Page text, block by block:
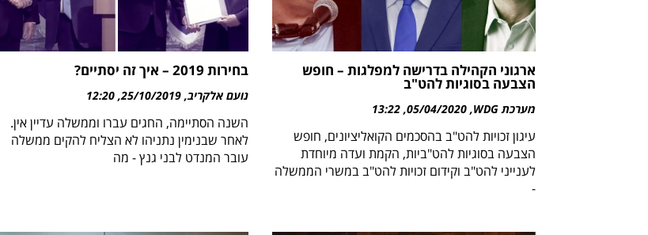
ארגוני הקהילה בדרישה למפלגות – חופש
הצבעה בסוגיות להט"ב
מערכת WDG 05/04/2020
13:22
עיגון זכויות להט"ב בהסכמים הקואליציונים, חופש
הצבעה בסוגיות להט"ביות, הקמת ועדה מיוחדת
לענייני להט"ב וקידום זכויות להט"ב במשרי הממשלה
-
בחירות 2019 – איך זה יסתיים?
נועם אלקריב 25/10/2019
12:20
השנה הסתיימה, החגים עברו וממשלה עדיין אין.
לאחר שבנימין נתניהו לא הצליח להקים ממשלה
עובר המנדט לבני גנץ - מה